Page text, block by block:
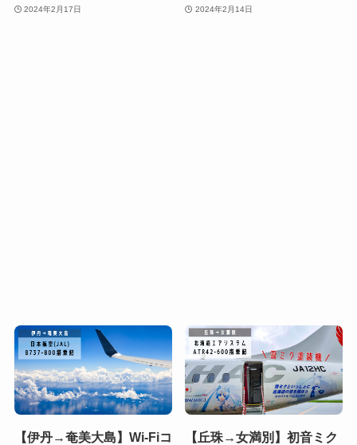
2024年2月17日 2024年2月14日
【伊丹→奄美大島】Wi-Fiコ
【丘珠→女満別】初音ミク